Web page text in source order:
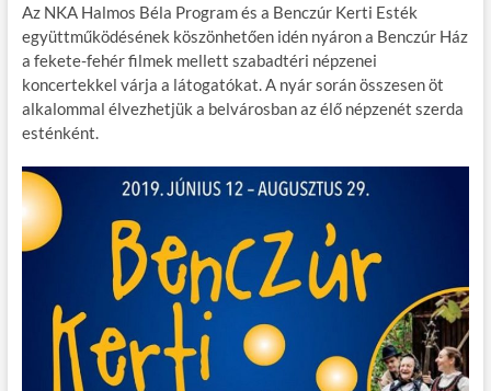
e
b
o
o
k
itt
er
ail m
bl
r
er
es
t
za
m
e
Az NKA Halmos Béla Program és a Benczúr Kerti Esték
együttműködésének köszönhetően idén nyáron a Benczúr Ház
a fekete-fehér filmek mellett szabadtéri népzenei
koncertekkel várja a látogatókat. A nyár során összesen öt
alkalommal élvezhetjük a belvárosban az élő népzenét szerda
esténként.